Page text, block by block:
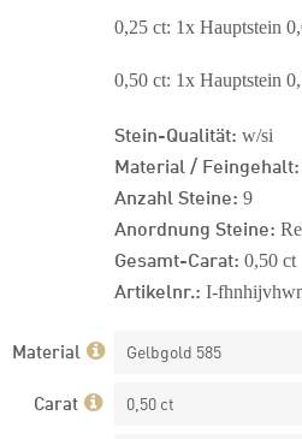
0,25 ct: 1x Hauptstein
0,50 ct: 1x Hauptstein
Stein-Qualität: w/si
Material / Feingehalt:
Anzahl Steine: 9
Anordnung Steine:
Gesamt-Carat: 0,50 ct
Artikelnr.: I-
Material Gelbgold 585
Carat 0,50 ct